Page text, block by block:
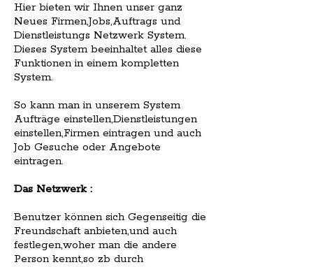
Hier bieten wir Ihnen unser ganz
Neues Firmen,Jobs,Auftrags und
Dienstleistungs Netzwerk System.
Dieses System beeinhaltet alles diese
Funktionen in einem kompletten
System.
So kann man in unserem System
Aufträge einstellen,Dienstleistungen
einstellen,Firmen eintragen und auch
Job Gesuche oder Angebote
eintragen.
Das Netzwerk :
Benutzer können sich Gegenseitig die
Freundschaft anbieten,und auch
festlegen,woher man die andere
Person kennt,so zb durch